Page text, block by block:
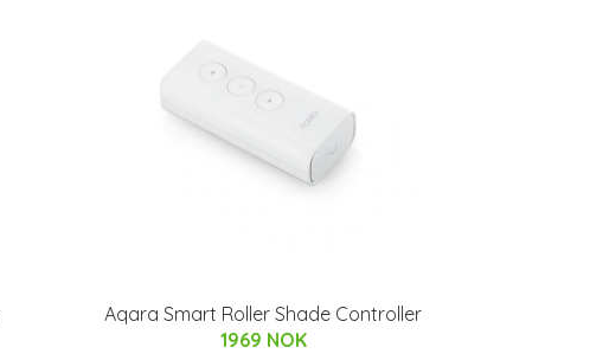
Aqara Smart Roller Shade Controller
1969 NOK